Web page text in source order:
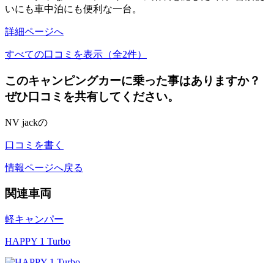
いにも車中泊にも便利な一台。
詳細ページへ
すべての口コミを表示（全2件）
このキャンピングカーに乗った事はありますか？
ぜひ口コミを共有してください。
NV jackの
口コミを書く
情報ページへ戻る
関連車両
軽キャンパー
HAPPY 1 Turbo